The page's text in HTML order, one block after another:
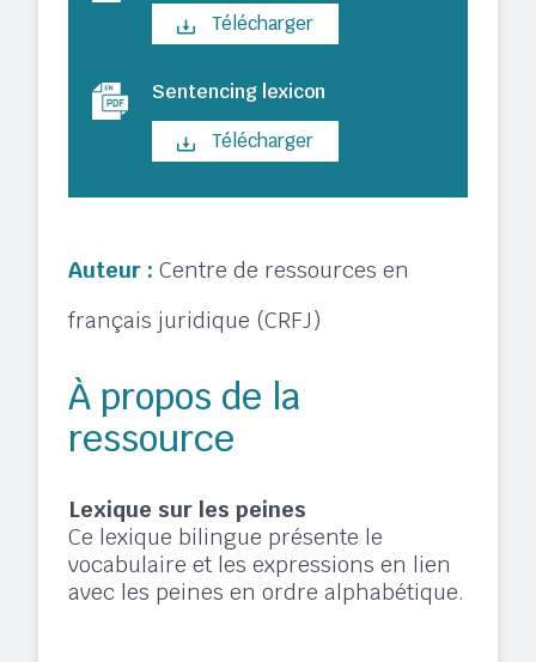
Auteur : Centre de ressources en
français juridique (CRFJ)
À propos de la
ressource
Lexique sur les peines
Ce lexique bilingue présente le
vocabulaire et les expressions en lien
avec les peines en ordre alphabétique.
Télécharger
Sentencing lexicon
Télécharger